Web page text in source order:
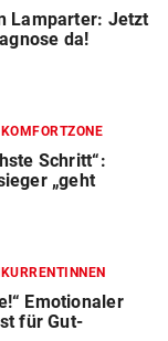
Lamparter: Jetzt
da!
Schritt“:
„geht
Emotionaler
für Gut-